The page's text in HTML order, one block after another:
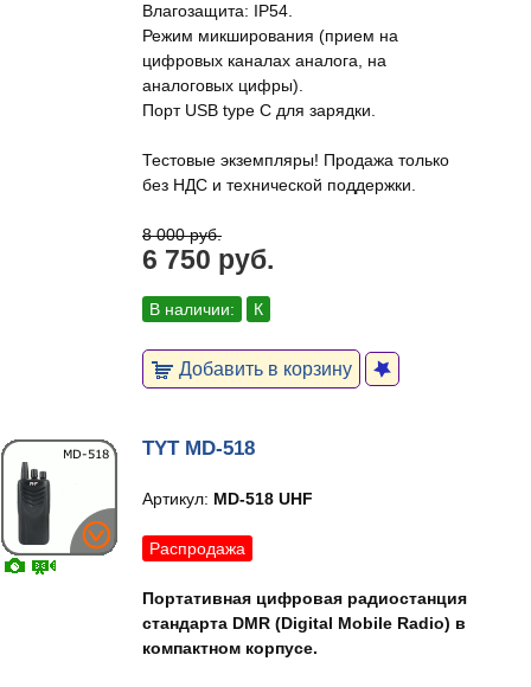
Влагозащита: IP54.
Режим микширования (прием на
цифровых каналах аналога, на
аналоговых цифры).
Порт USB type C для зарядки.
Тестовые экземпляры! Продажа только
без НДС и технической поддержки.
8 000 руб.
6 750 руб.
В наличии: К
Добавить в корзину
TYT MD-518
Артикул: MD-518 UHF
Распродажа
Портативная цифровая радиостанция
стандарта DMR (Digital Mobile Radio) в
компактном корпусе.